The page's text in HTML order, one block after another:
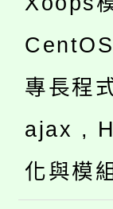
專長程
ajax ,
化與模